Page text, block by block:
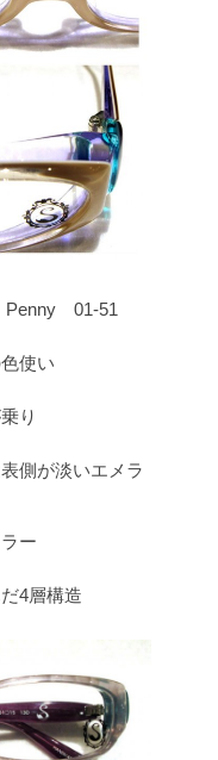
01-51
使い
り
側が淡いエメラ
ー
4層構造